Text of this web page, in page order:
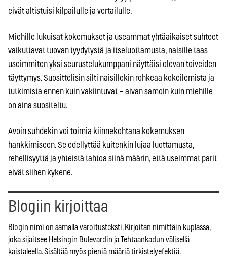
eivät altistuisi kilpailulle ja vertailulle.
Miehille lukuisat kokemukset ja useammat yhtäaikaiset suhteet
vaikuttavat tuovan tyydytystä ja itseluottamusta, naisille taas
useimmiten yksi seurustelukumppani näyttäisi olevan toiveiden
täyttymys. Suosittelisin silti naisillekin rohkeaa kokeilemista ja
tutkimista ennen kuin vakiintuvat – aivan samoin kuin miehille
on aina suositeltu.
Avoin suhdekin voi toimia kiinnekohtana kokemuksen
hankkimiseen. Se edellyttää kuitenkin lujaa luottamusta,
rehellisyyttä ja yhteistä tahtoa siinä määrin, että useimmat parit
eivät siihen kykene.
Blogiin kirjoittaa
Blogin nimi on samalla varoitusteksti. Kirjoitan nimittäin kuplassa,
joka sijaitsee Helsingin Bulevardin ja Tehtaankadun välisellä
kaistaleella. Sisältää myös pieniä määriä tirkistelyefektiä.